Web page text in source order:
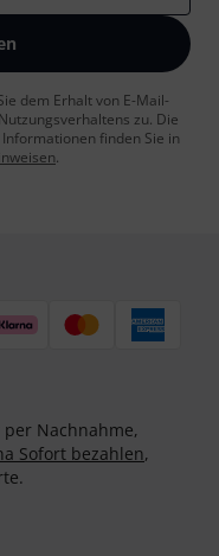
dem Erhalt von E-Mail-
zu. Die
finden Sie in
.
Nachnahme,
Sofort bezahlen,